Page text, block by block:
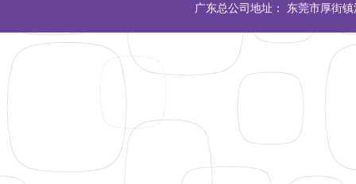
广东总公司地址： 东莞市厚街